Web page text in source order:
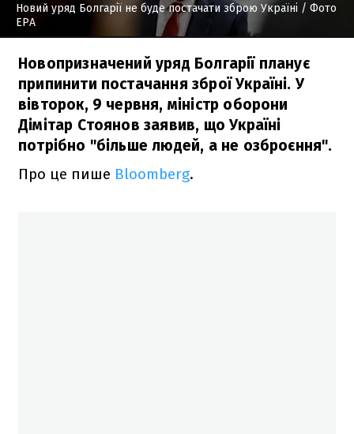
Новий уряд Болгарії не буде постачати зброю Україні / Фото
EPA
Новопризначений уряд Болгарії планує
припинити постачання зброї Україні. У
вівторок, 9 червня, міністр оборони
Дімітар Стоянов заявив, що Україні
потрібно "більше людей, а не озброєння".
Про це пише Bloomberg.